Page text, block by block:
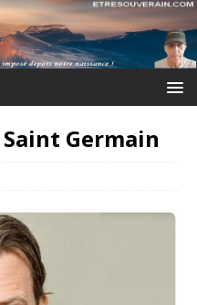
Germain